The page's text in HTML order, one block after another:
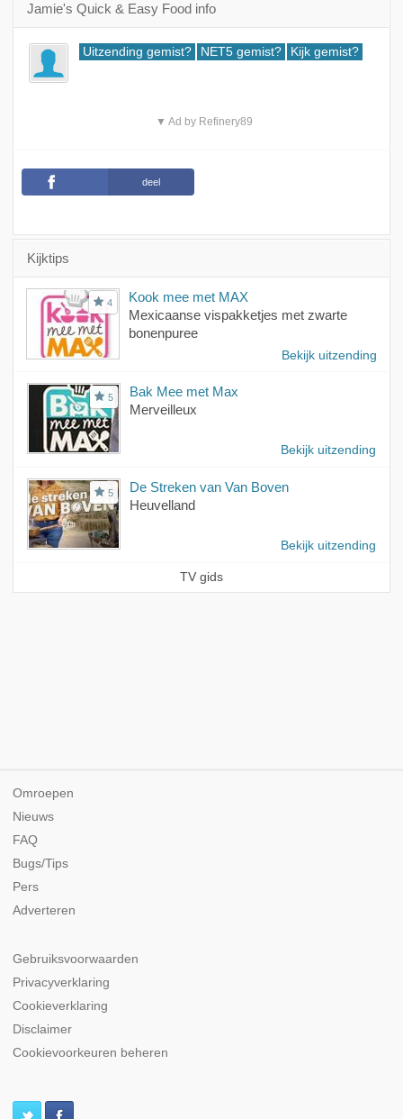
Jamie's Quick & Easy Food info
Uitzending gemist? NET5 gemist? Kijk gemist?
▼ Ad by Refinery89
deel
Kijktips
4
Kook mee met MAX
Mexicaanse vispakketjes met zwarte
bonenpuree
Bekijk uitzending
5
Bak Mee met Max
Merveilleux
Bekijk uitzending
5
De Streken van Van Boven
Heuvelland
Bekijk uitzending
TV gids
Omroepen
Nieuws
FAQ
Bugs/Tips
Pers
Adverteren
Gebruiksvoorwaarden
Privacyverklaring
Cookieverklaring
Disclaimer
Cookievoorkeuren beheren